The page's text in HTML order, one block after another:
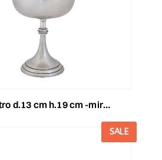
d.13 cm h.19 cm -mira- argento
SALE